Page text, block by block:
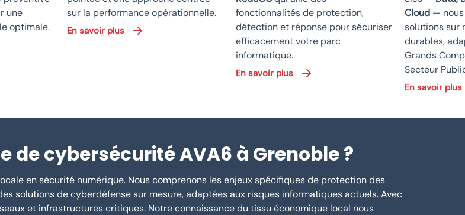
une
optimale.
sur la performance opérationnelle.
En savoir plus
fonctionnalités de protection,
détection et réponse pour sécuriser
efficacement votre parc
informatique.
En savoir plus
Cloud —
solutions sur
durables,
Grands
Secteur
En savoir plus
de cybersécurité AVA6 à Grenoble ?
en sécurité numérique. Nous comprenons les enjeux spécifiques de protection des
solutions de cyberdéfense sur mesure, adaptées aux risques informatiques actuels. Avec
et infrastructures critiques. Notre connaissance du tissu économique local nous